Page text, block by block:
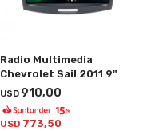
Radio Multimedia
Chevrolet Sail 2011 9"
USD 910,00
USD 773,50